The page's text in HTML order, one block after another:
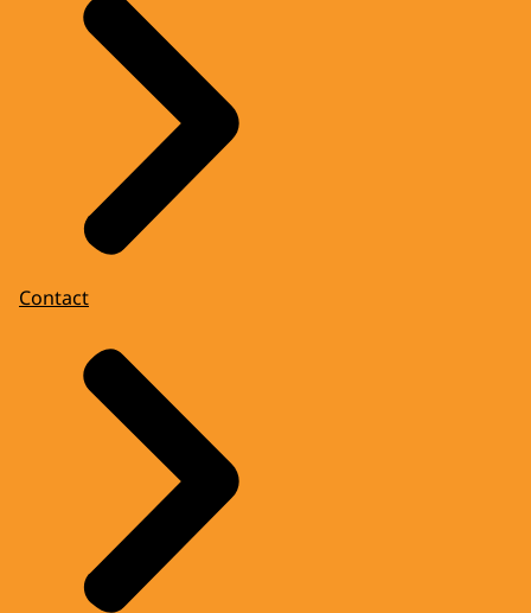
Contact